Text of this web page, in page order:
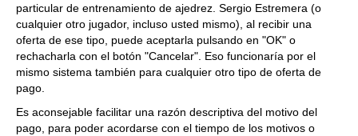
particular de entrenamiento de ajedrez. Sergio Estremera (o
cualquier otro jugador, incluso usted mismo), al recibir una
oferta de ese tipo, puede aceptarla pulsando en "OK" o
rechacharla con el botón "Cancelar". Eso funcionaría por el
mismo sistema también para cualquier otro tipo de oferta de
pago.
Es aconsejable facilitar una razón descriptiva del motivo del
pago, para poder acordarse con el tiempo de los motivos o